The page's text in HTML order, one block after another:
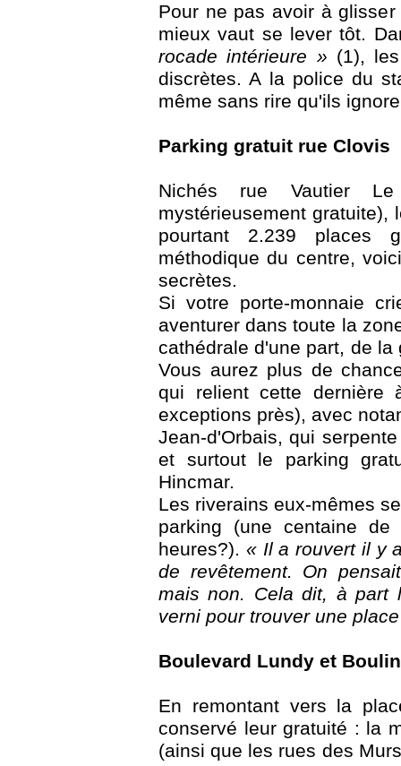
Pour ne pas avoir à
mieux vaut se lever tôt.
rocade intérieure » (1),
discrètes. A la police du
même sans rire qu'ils
Parking gratuit rue Clovis
Nichés rue Vautier
mystérieusement gratuite),
pourtant 2.239 places
méthodique du centre,
secrètes.
Si votre porte-monnaie
aventurer dans toute la
cathédrale d'une part, de
Vous aurez plus de
qui relient cette dernière
exceptions près), avec
Jean-d'Orbais, qui
et surtout le parking
Hincmar.
Les riverains eux-mêmes
parking (une centaine
heures?). « Il a rouvert il y
de revêtement. On
mais non. Cela dit, à part
verni pour trouver une
Boulevard Lundy et
En remontant vers la
conservé leur gratuité : la
(ainsi que les rues des